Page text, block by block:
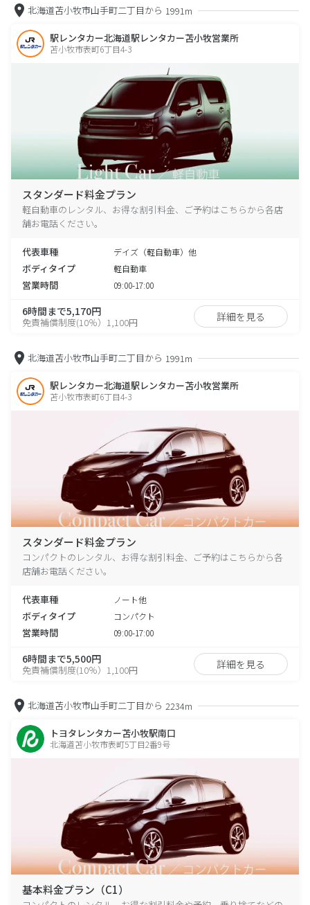
北海道苫小牧市山手町二丁目から 1991m
駅レンタカー北海道駅レンタカー苫小牧営業所
苫小牧市表町6丁目4-3
スタンダード料金プラン
軽自動車のレンタル、お得な割引料金、ご予約はこちらから各店
舗お電話ください。
代表車種 デイズ（軽自動車）他
ボディタイプ 軽自動車
営業時間 09:00-17:00
6時間まで5,170円
免責補償制度(10％）1,100円 詳細を見る
北海道苫小牧市山手町二丁目から 1991m
駅レンタカー北海道駅レンタカー苫小牧営業所
苫小牧市表町6丁目4-3
スタンダード料金プラン
コンパクトのレンタル、お得な割引料金、ご予約はこちらから各
店舗お電話ください。
代表車種 ノート他
ボディタイプ コンパクト
営業時間 09:00-17:00
6時間まで5,500円
免責補償制度(10％）1,100円 詳細を見る
北海道苫小牧市山手町二丁目から 2234m
トヨタレンタカー苫小牧駅南口
北海道苫小牧市表町5丁目2番9号
基本料金プラン（C1）